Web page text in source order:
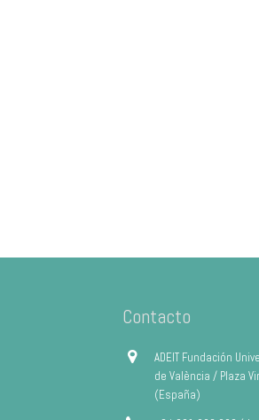
Contacto
ADEIT Fundación
de València / Plaza
(España)